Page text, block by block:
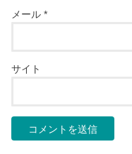
メール*
サイト